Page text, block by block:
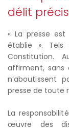
délit
« La presse
établie ».
Constitution.
affirment, sans
n’aboutissent
presse de toute
La
œuvre des